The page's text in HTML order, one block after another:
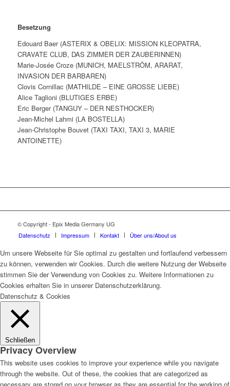
Besetzung
Edouard Baer (ASTERIX & OBELIX: MISSION KLEOPATRA,
CRAVATE CLUB, DAS ZIMMER DER ZAUBERINNEN)
Marie-Josée Croze (MUNICH, MAELSTRÖM, ARARAT,
INVASION DER BARBAREN)
Clovis Cornillac (MATHILDE – EINE GROSSE LIEBE)
Alice Taglioni (BLUTIGES ERBE)
Eric Berger (TANGUY – DER NESTHOCKER)
Jean-Michel Lahmi (LA BOSTELLA)
Jean-Christophe Bouvet (TAXI TAXI, TAXI 3, MARIE
ANTOINETTE)
© Copyright - Epix Media Germany UG
Datenschutz
Impressum Kontakt Über uns/About us
Um unsere Webseite für Sie optimal zu gestalten und fortlaufend verbessern
zu können, verwenden wir Cookies. Durch die weitere Nutzung der Webseite
stimmen Sie der Verwendung von Cookies zu. Weitere Informationen zu
Cookies erhalten Sie in unserer Datenschutzerklärung.
Datenschutz & Cookies
Schließen
Privacy Overview
This website uses cookies to improve your experience while you navigate
through the website. Out of these, the cookies that are categorized as